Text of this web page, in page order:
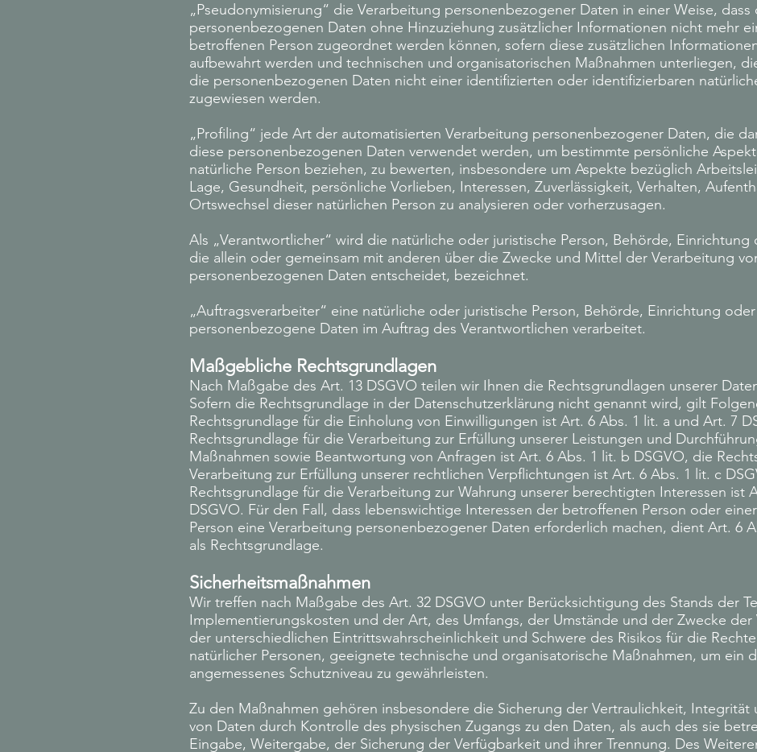
„Pseudonymisierung“ die Verarbeitung personenbezogener Daten in einer Weise, dass
personenbezogenen Daten ohne Hinzuziehung zusätzlicher Informationen nicht mehr
betroffenen Person zugeordnet werden können, sofern diese zusätzlichen
aufbewahrt werden und technischen und organisatorischen Maßnahmen unterliegen,
die personenbezogenen Daten nicht einer identifizierten oder identifizierbaren
zugewiesen werden.
„Profiling“ jede Art der automatisierten Verarbeitung personenbezogener Daten, die
diese personenbezogenen Daten verwendet werden, um bestimmte persönliche
natürliche Person beziehen, zu bewerten, insbesondere um Aspekte bezüglich
Lage, Gesundheit, persönliche Vorlieben, Interessen, Zuverlässigkeit, Verhalten,
Ortswechsel dieser natürlichen Person zu analysieren oder vorherzusagen.
Als „Verantwortlicher“ wird die natürliche oder juristische Person, Behörde, Einrichtung
die allein oder gemeinsam mit anderen über die Zwecke und Mittel der Verarbeitung
personenbezogenen Daten entscheidet, bezeichnet.
„Auftragsverarbeiter“ eine natürliche oder juristische Person, Behörde, Einrichtung
personenbezogene Daten im Auftrag des Verantwortlichen verarbeitet.
Maßgebliche Rechtsgrundlagen
Nach Maßgabe des Art. 13 DSGVO teilen wir Ihnen die Rechtsgrundlagen unserer
Sofern die Rechtsgrundlage in der Datenschutzerklärung nicht genannt wird, gilt
Rechtsgrundlage für die Einholung von Einwilligungen ist Art. 6 Abs. 1 lit. a und Art. 7
Rechtsgrundlage für die Verarbeitung zur Erfüllung unserer Leistungen und
Maßnahmen sowie Beantwortung von Anfragen ist Art. 6 Abs. 1 lit. b DSGVO, die
Verarbeitung zur Erfüllung unserer rechtlichen Verpflichtungen ist Art. 6 Abs. 1 lit. c
Rechtsgrundlage für die Verarbeitung zur Wahrung unserer berechtigten Interessen ist
DSGVO. Für den Fall, dass lebenswichtige Interessen der betroffenen Person oder
Person eine Verarbeitung personenbezogener Daten erforderlich machen, dient Art. 6
als Rechtsgrundlage.
Sicherheitsmaßnahmen
Wir treffen nach Maßgabe des Art. 32 DSGVO unter Berücksichtigung des Stands der
Implementierungskosten und der Art, des Umfangs, der Umstände und der Zwecke der
der unterschiedlichen Eintrittswahrscheinlichkeit und Schwere des Risikos für die
natürlicher Personen, geeignete technische und organisatorische Maßnahmen, um ein
angemessenes Schutzniveau zu gewährleisten.
Zu den Maßnahmen gehören insbesondere die Sicherung der Vertraulichkeit, Integrität
von Daten durch Kontrolle des physischen Zugangs zu den Daten, als auch des sie
Eingabe, Weitergabe, der Sicherung der Verfügbarkeit und ihrer Trennung. Des